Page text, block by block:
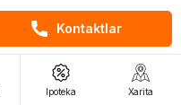
Kontaktlar
Ipoteka Xarita